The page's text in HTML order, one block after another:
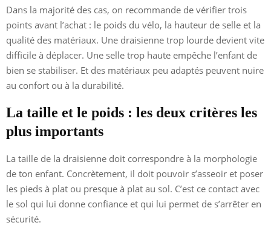
Dans la majorité des cas, on recommande de vérifier trois
points avant l’achat : le poids du vélo, la hauteur de selle et la
qualité des matériaux. Une draisienne trop lourde devient vite
difficile à déplacer. Une selle trop haute empêche l’enfant de
bien se stabiliser. Et des matériaux peu adaptés peuvent nuire
au confort ou à la durabilité.
La taille et le poids : les deux critères les
plus importants
La taille de la draisienne doit correspondre à la morphologie
de ton enfant. Concrètement, il doit pouvoir s’asseoir et poser
les pieds à plat ou presque à plat au sol. C’est ce contact avec
le sol qui lui donne confiance et qui lui permet de s’arrêter en
sécurité.